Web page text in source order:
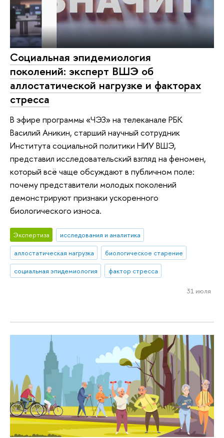
Социальная эпидемиология
поколений: эксперт ВШЭ об
аллостатической нагрузке и факторах
стресса
В эфире программы «ЧЭЗ» на телеканале РБК
Василий Аникин, старший научный сотрудник
Института социальной политики НИУ ВШЭ,
представил исследовательский взгляд на феномен,
который всё чаще обсуждают в публичном поле:
почему представители молодых поколений
демонстрируют признаки ускоренного
биологического износа.
Экспертиза
исследования и аналитика
аллостатическая нагрузка
биологическое старение
социальная эпидемиология
фактор стресса
31 июля